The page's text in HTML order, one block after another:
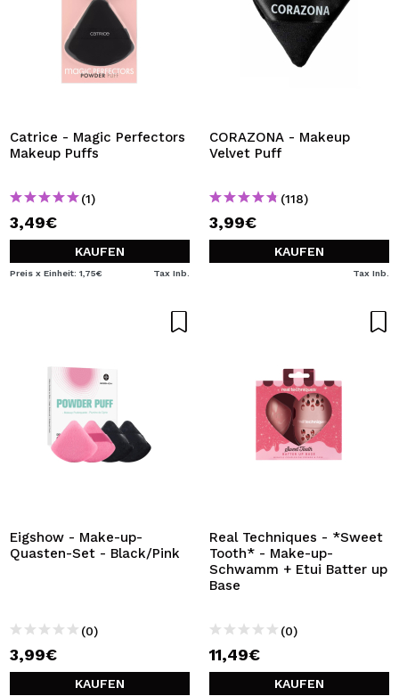
Catrice - Magic Perfectors
Makeup Puffs
(1)
3,49€
KAUFEN
Preis x Einheit: 1,75€ Tax Inb.
CORAZONA - Makeup
Velvet Puff
(118)
3,99€
KAUFEN
Tax Inb.
Eigshow - Make-up-
Quasten-Set - Black/Pink
(0)
3,99€
KAUFEN
Real Techniques - *Sweet
Tooth* - Make-up-
Schwamm + Etui Batter up
Base
(0)
11,49€
KAUFEN